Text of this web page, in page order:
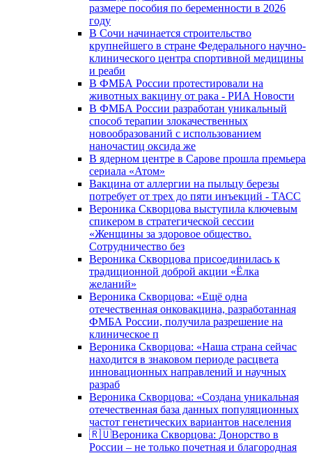
размере пособия по беременности в 2026
году
В Сочи начинается строительство
крупнейшего в стране Федерального научно-
клинического центра спортивной медицины
и реаби
В ФМБА России протестировали на
животных вакцину от рака - РИА Новости
В ФМБА России разработан уникальный
способ терапии злокачественных
новообразований с использованием
наночастиц оксида же
В ядерном центре в Сарове прошла премьера
сериала «Атом»
Вакцина от аллергии на пыльцу березы
потребует от трех до пяти инъекций - ТАСС
Вероника Скворцова выступила ключевым
спикером в стратегической сессии
«Женщины за здоровое общество.
Сотрудничество без
Вероника Скворцова присоединилась к
традиционной доброй акции «Ёлка
желаний»
Вероника Скворцова: «Ещё одна
отечественная онковакцина, разработанная
ФМБА России, получила разрешение на
клиническое п
Вероника Скворцова: «Наша страна сейчас
находится в знаковом периоде расцвета
инновационных направлений и научных
разраб
Вероника Скворцова: «Создана уникальная
отечественная база данных популяционных
частот генетических вариантов населения
🇷🇺Вероника Скворцова: Донорство в
России – не только почетная и благородная